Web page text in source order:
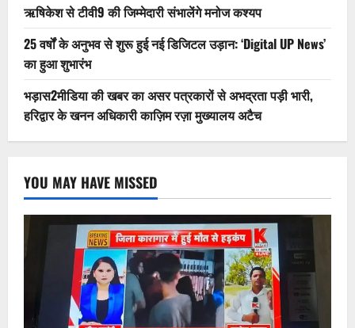
ऋषिकेश से टीवी9 की जिम्मेदारी संभालेंगे मनोज कश्यप
25 वर्षों के अनुभव से शुरू हुई नई डिजिटल उड़ान: ‘Digital UP News’
का हुआ शुभारंभ
भड़ास2मीडिया की खबर का असर पत्रकारों से अभद्रता पड़ी भारी,
हरिद्वार के खनन अधिकारी काज़िम रज़ा मुख्यालय अटैच
YOU MAY HAVE MISSED